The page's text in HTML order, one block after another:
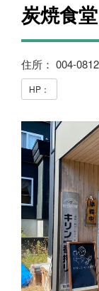
炭焼食
住所： 004-
HP：